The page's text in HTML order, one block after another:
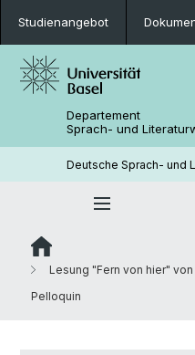
Studienangebot
Departement
Sprach- und
Deutsche Sprach- und
Lesung "Fern von hier"
Pelloquin